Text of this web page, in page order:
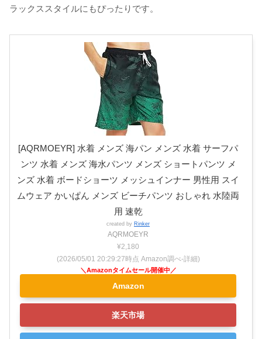
ラックススタイルにもぴったりです。
[AQRMOEYR] 水着 メンズ 海パン メンズ 水着 サーフパ
ンツ 水着 メンズ 海水パンツ メンズ ショートパンツ メ
ンズ 水着 ボードショーツ メッシュインナー 男性用 スイ
ムウェア かいぱん メンズ ビーチパンツ おしゃれ 水陸両
用 速乾
created by Rinker
AQRMOEYR
¥2,180
(2026/05/01 20:29:27時点 Amazon調べ-詳細)
Amazon
楽天市場